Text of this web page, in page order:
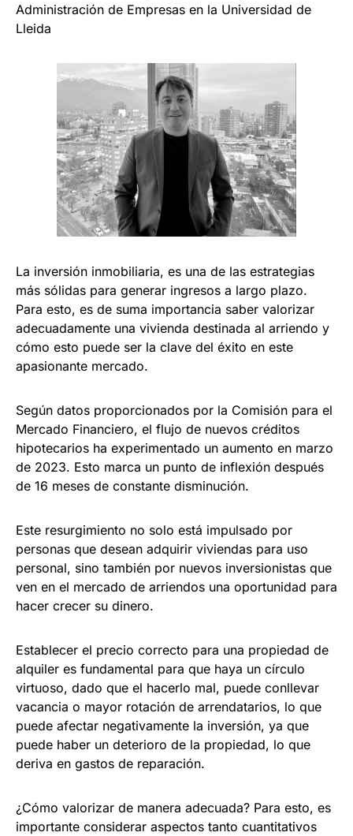
Administración de Empresas en la Universidad de
Lleida
La inversión inmobiliaria, es una de las estrategias
más sólidas para generar ingresos a largo plazo.
Para esto, es de suma importancia saber valorizar
adecuadamente una vivienda destinada al arriendo y
cómo esto puede ser la clave del éxito en este
apasionante mercado.
Según datos proporcionados por la Comisión para el
Mercado Financiero, el flujo de nuevos créditos
hipotecarios ha experimentado un aumento en marzo
de 2023. Esto marca un punto de inflexión después
de 16 meses de constante disminución.
Este resurgimiento no solo está impulsado por
personas que desean adquirir viviendas para uso
personal, sino también por nuevos inversionistas que
ven en el mercado de arriendos una oportunidad para
hacer crecer su dinero.
Establecer el precio correcto para una propiedad de
alquiler es fundamental para que haya un círculo
virtuoso, dado que el hacerlo mal, puede conllevar
vacancia o mayor rotación de arrendatarios, lo que
puede afectar negativamente la inversión, ya que
puede haber un deterioro de la propiedad, lo que
deriva en gastos de reparación.
¿Cómo valorizar de manera adecuada? Para esto, es
importante considerar aspectos tanto cuantitativos